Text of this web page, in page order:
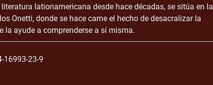
lationamericana desde hace décadas, se sitúa en la
Onetti, donde se hace carne el hecho de desacralizar la
la ayude a comprenderse a sí misma.
16993-23-9